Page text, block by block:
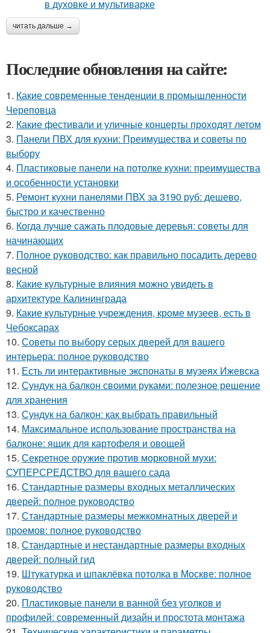
читать дальше →
Последние обновления на сайте:
1. Какие современные тенденции в промышленности
Череповца
2. Какие фестивали и уличные концерты проходят летом
3. Панели ПВХ для кухни: Преимущества и советы по
выбору
4. Пластиковые панели на потолке кухни: преимущества
и особенности установки
5. Ремонт кухни панелями ПВХ за 3190 руб: дешево,
быстро и качественно
6. Когда лучше сажать плодовые деревья: советы для
начинающих
7. Полное руководство: как правильно посадить дерево
весной
8. Какие культурные влияния можно увидеть в
архитектуре Калининграда
9. Какие культурные учреждения, кроме музеев, есть в
Чебоксарах
10. Советы по выбору серых дверей для вашего
интерьера: полное руководство
11. Есть ли интерактивные экспонаты в музеях Ижевска
12. Сундук на балкон своими руками: полезное решение
для хранения
13. Сундук на балкон: как выбрать правильный
14. Максимальное использование пространства на
балконе: ящик для картофеля и овощей
15. Секретное оружие против морковной мухи:
СУПЕРСРЕДСТВО для вашего сада
16. Стандартные размеры входных металлических
дверей: полное руководство
17. Стандартные размеры межкомнатных дверей и
проемов: полное руководство
18. Стандартные и нестандартные размеры входных
дверей: полный гид
19. Штукатурка и шпаклёвка потолка в Москве: полное
руководство
20. Пластиковые панели в ванной без уголков и
профилей: современный дизайн и простота монтажа